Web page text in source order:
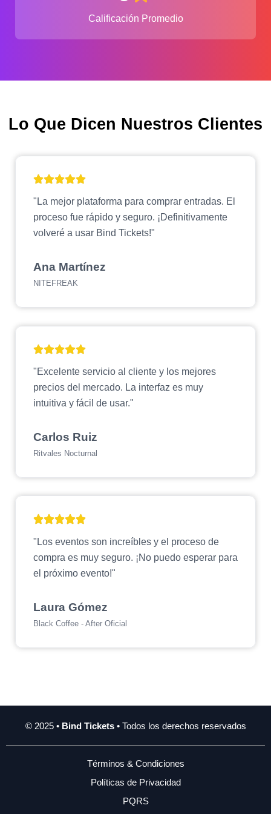
Calificación Promedio
Lo Que Dicen Nuestros Clientes
"La mejor plataforma para comprar entradas. El
proceso fue rápido y seguro. ¡Definitivamente
volveré a usar Bind Tickets!"
Ana Martínez
NITEFREAK
"Excelente servicio al cliente y los mejores
precios del mercado. La interfaz es muy
intuitiva y fácil de usar."
Carlos Ruiz
Ritvales Nocturnal
"Los eventos son increíbles y el proceso de
compra es muy seguro. ¡No puedo esperar para
el próximo evento!"
Laura Gómez
Black Coffee - After Oficial
© 2025 • Bind Tickets• Todos los derechos reservados
Términos & Condiciones
Políticas de Privacidad
PQRS